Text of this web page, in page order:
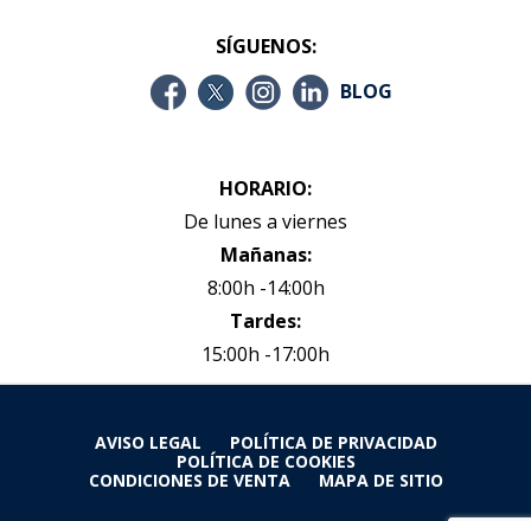
SÍGUENOS:
BLOG
HORARIO:
De lunes a viernes
Mañanas:
8:00h -14:00h
Tardes:
15:00h -17:00h
AVISO LEGAL
POLÍTICA DE PRIVACIDAD
POLÍTICA DE COOKIES
CONDICIONES DE VENTA
MAPA DE SITIO